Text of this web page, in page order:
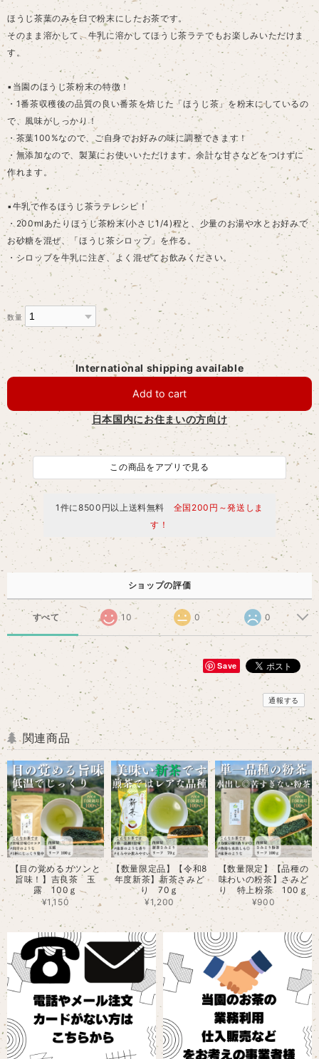
ほうじ茶葉のみを臼で粉末にしたお茶です。
そのまま溶かして、牛乳に溶かしてほうじ茶ラテでもお楽しみいただけま
す。
▪️当園のほうじ茶粉末の特徴！
・1番茶収穫後の品質の良い番茶を焙じた「ほうじ茶」を粉末にしているの
で、風味がしっかり！
・茶葉100%なので、ご自身でお好みの味に調整できます！
・無添加なので、製菓にお使いいただけます。余計な甘さなどをつけずに
作れます。
▪️牛乳で作るほうじ茶ラテレシピ！
・200mlあたりほうじ茶粉末(小さじ1/4)程と、少量のお湯や水とお好みで
お砂糖を混ぜ、「ほうじ茶シロップ」を作る。
・シロップを牛乳に注ぎ、よく混ぜてお飲みください。
数量
International shipping available
Add to cart
日本国内にお住まいの方向け
この商品をアプリで見る
1件に8500円以上送料無料 全国200円～発送しま
す！
ショップの評価
すべて 10 0 0
Save
通報する
関連商品
【目の覚めるガツンと
旨味！】吉良茶 玉
露 100ｇ
¥1,150
【数量限定品】【令和8
年度新茶】新茶さみど
り 70ｇ
¥1,200
【数量限定】【品種の
味わいの粉茶】さみど
り 特上粉茶 100ｇ
¥900